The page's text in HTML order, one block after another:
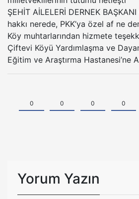
ŞEHİT AİLELERİ DERNEK BAŞKANI
hakkı nerede, PKK’ya özel af ne
Köy muhtarlarından hizmete
Çiftevi Köyü Yardımlaşma ve
Eğitim ve Araştırma Hastanesi’ne
0 0 0 0
Yorum Yazın